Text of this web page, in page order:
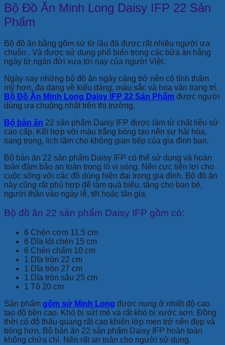
Bộ Đồ Ăn Minh Long Daisy IFP 22 Sản
Phẩm
Bộ đồ ăn bằng gốm sứ từ lâu đã được rất nhiều người ưa
chuộn . Và được sử dụng phổ biến trong các bữa ăn hằng
ngày từ ngàn đời xưa tới nay của người Việt.
Ngày nay những bộ đồ ăn ngày càng trở nên có tính thẩm
mỹ hơn, đa dạng về kiểu dáng, màu sắc và hoa văn trang trí.
Bộ Đồ Ăn Minh Long Daisy IFP 22 Sản Phẩm được người
dùng ưa chuộng nhất trên thị trường.
Bộ bàn ăn 22 sản phẩm Daisy IFP được làm từ chất liệu sứ
cao cấp. Kết hợp với màu trắng bóng tạo nên sự hài hòa,
sang trọng, lịch lãm cho không gian bếp của gia đình bạn.
Bộ bàn ăn 22 sản phẩm Daisy IFP có thể sử dụng và hoàn
toàn đảm bảo an toàn trong lò vi sóng. Nên cực tiện lợi cho
cuộc sống với các đồ dùng hiện đại trong gia đình. Bộ đồ ăn
này cũng rất phù hợp để làm quà biếu, tặng cho bạn bè,
người thân vào ngày lễ, tết hoặc tân gia.
Bộ đồ ăn 22 sản phẩm Daisy IFP gồm có:
6 Chén cơm 11.5 cm
6 Dĩa lót chén 15 cm
6 Chén chấm 10 cm
1 Dĩa tròn 22 cm
1 Dĩa tròn 27 cm
1 Dĩa tròn sâu 25 cm
1 Tô 20 cm
Sản phẩm gốm sứ Minh Long được nung ở nhiệt độ cao
tạo độ bền cao. Khó bị sứt mẻ và rất khó bị xước sơn. Đồng
thời có độ thấu quang rất cao khiến lớp men trở nên đẹp và
bóng hơn. Bộ bàn ăn 22 sản phẩm Daisy IFP hoàn toàn
không chứa chì. Nên rất an toàn cho người sử dụng.